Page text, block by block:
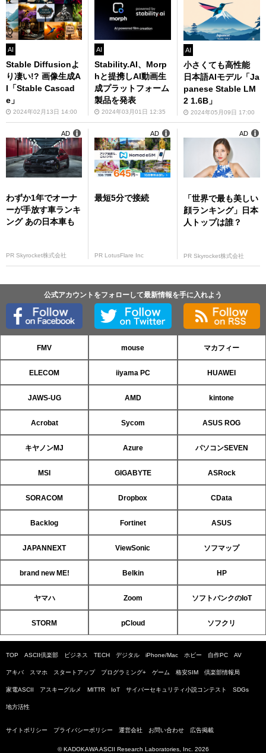
AI
Stable Diffusionよ
り凄い!? 画像生成A
I「Stable Cascad
e」
2024年02月13日 14:00
AI
Stability.AI、Morp
hと提携しAI動画生
成プラットフォーム
製品を発表
2024年03月01日 12:35
AI
小さくても高性能
日本語AIモデル「Ja
panese Stable LM
2 1.6B」
2024年05月09日 17:00
わずか1年でオーナ
ーが手放す車ランキ
ング あの日本車も
PR Skyrocket株式会社
AD
最短5分で接続
PR LotusFlare Inc
AD
「世界で最も美しい
顔ランキング」日本
人トップは誰？
PR Skyrocket株式会社
AD
公式アカウントをフォローして最新情報を手に入れよう
FMV mouse マカフィー
ELECOM iiyama PC HUAWEI
JAWS-UG AMD kintone
Acrobat Sycom ASUS ROG
キヤノンMJ Azure パソコンSEVEN
MSI GIGABYTE ASRock
SORACOM Dropbox CData
Backlog Fortinet ASUS
JAPANNEXT ViewSonic ソフマップ
brand new ME! Belkin HP
ヤマハ Zoom ソフトバンクのIoT
STORM pCloud ソフクリ
TOP ASCII倶楽部 ビジネス TECH デジタル iPhone/Mac ホビー 自作PC AV
アキバ スマホ スタートアップ プログラミング+ ゲーム 格安SIM 倶楽部情報局
家電ASCII アスキーグルメ MITTR IoT サイバーセキュリティ小説コンテスト SDGs
地方活性
サイトポリシー プライバシーポリシー 運営会社 お問い合わせ 広告掲載
© KADOKAWA ASCII Research Laboratories, Inc. 2026